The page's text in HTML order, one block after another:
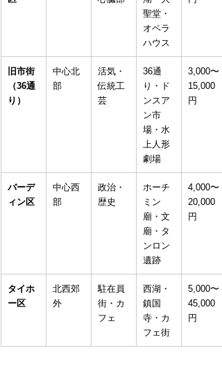
聖堂・
オペラ
ハウス
旧市街
（36通
り）
中心北
部
活気・
伝統工
芸
36通
り・ド
ンスア
ン市
場・水
上人形
劇場
3,000〜
15,000
円
バーデ
ィン区
中心西
部
政治・
歴史
ホーチ
ミン
廟・文
廟・タ
ンロン
遺跡
4,000〜
20,000
円
タイホ
ー区
北西郊
外
駐在員
街・カ
フェ
西湖・
鎮国
寺・カ
フェ街
5,000〜
45,000
円